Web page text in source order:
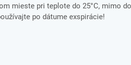
mieste pri teplote do 25°C, mimo
po dátume exspirácie!